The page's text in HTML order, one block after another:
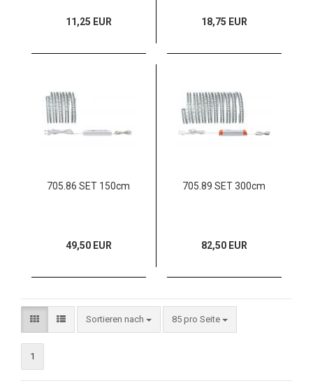
11,25 EUR 18,75 EUR
705.86 SET 150cm
49,50 EUR
705.89 SET 300cm
82,50 EUR
Sortieren nach 85 pro Seite
1